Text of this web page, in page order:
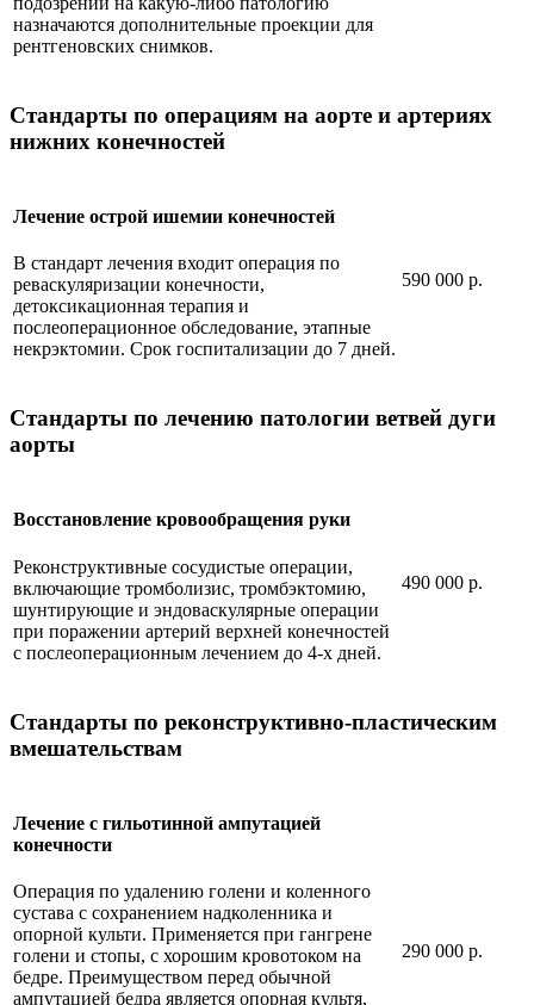
назначаются дополнительные проекции для
рентгеновских снимков.
Стандарты по операциям на аорте и артериях
нижних конечностей
Лечение острой ишемии конечностей
В стандарт лечения входит операция по
реваскуляризации конечности,
детоксикационная терапия и
послеоперационное обследование, этапные
некрэктомии. Срок госпитализации до 7 дней.
590 000 р.
Стандарты по лечению патологии ветвей дуги
аорты
Восстановление кровообращения руки
Реконструктивные сосудистые операции,
включающие тромболизис, тромбэктомию,
шунтирующие и эндоваскулярные операции
при поражении артерий верхней конечностей
с послеоперационным лечением до 4-х дней.
490 000 р.
Стандарты по реконструктивно-пластическим
вмешательствам
Лечение с гильотинной ампутацией
конечности
Операция по удалению голени и коленного
сустава с сохранением надколенника и
опорной культи. Применяется при гангрене
голени и стопы, с хорошим кровотоком на
бедре. Преимуществом перед обычной
ампутацией бедра является опорная культя,
290 000 р.